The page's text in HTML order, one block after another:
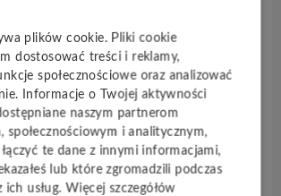
do 72 godzinzwiększa ich
pozwalając na bezpieczne
także w pomieszczeniach
wilgoć.
struktura postarzanego drewna
naturalny, nieco surowy
czterostronna V-fugapodkreśla
tworząc efekt głębi i elegancji.
plików cookie. Pliki cookie
dostosować treści i reklamy,
społecznościowe oraz analizować
Informacje o Twojej aktywności
naszym partnerom
społecznościowym i analitycznym,
te dane z innymi informacjami,
lub które zgromadzili podczas
ich usług. Więcej szczegółów